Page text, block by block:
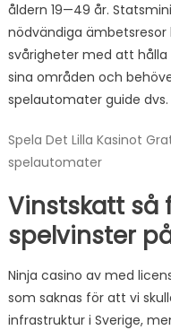
åldern 19—49 år.
nödvändiga
svårigheter med att
sina områden och
spelautomater guide dvs.
Spela Det Lilla Kasinot
spelautomater
Vinstskatt så
spelvinster
Ninja casino av med
som saknas för att vi
infrastruktur i Sverige,